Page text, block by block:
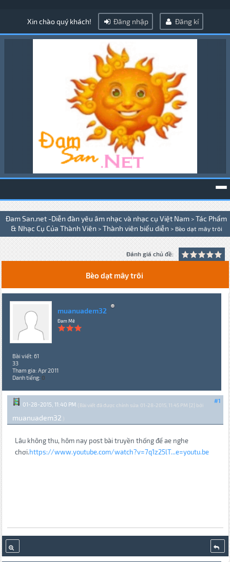
Xin chào quý khách! Đăng nhập Đăng kí
Đam San.net -Diễn đàn yêu âm nhạc và nhạc cụ Việt Nam > Tác Phẩm
& Nhạc Cụ Của Thành Viên > Thành viên biểu diễn > Bèo dạt mây trôi
Đánh giá chủ đề:
Bèo dạt mây trôi
muanuadem32
Đam Mê
Bài viết: 61
33
Tham gia: Apr 2011
Danh tiếng: 0
#1
01-28-2015, 11:40 PM (Bài viết đã được chỉnh sửa: 01-28-2015, 11:45 PM {2} bởi
muanuadem32 .)
Lâu không thu, hôm nay post bài truyền thống để ae nghe
chơi.https://www.youtube.com/watch?v=7q1z25lT...e=youtu.be